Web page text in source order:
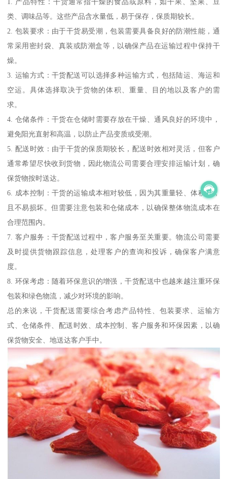
1. 产品特性：干货通常指干燥的食品或原料，如干果、坚果、豆
类、调味品等。这些产品含水量低，易于保存，保质期较长。
2. 包装要求：由于干货易受潮，包装需要具备良好的防潮性能，通
常采用密封袋、真装或防潮盒等，以确保产品在运输过程中保持干
燥。
3. 运输方式：干货配送可以选择多种运输方式，包括陆运、海运和
空运。具体选择取决于货物的体积、重量、目的地以及客户的需
求。
4. 仓储条件：干货在仓储时需要存放在干燥、通风良好的环境中，
避免阳光直射和高温，以防止产品变质或受潮。
5. 配送时效：由于干货的保质期较长，配送时效相对灵活，但客户
通常希望尽快收到货物，因此物流公司需要合理安排运输计划，确
保货物按时送达。
6. 成本控制：干货的运输成本相对较低，因为其重量轻、体积小，
且不易损坏。但需要注意包装和仓储成本，以确保整体物流成本在
合理范围内。
7. 客户服务：干货配送过程中，客户服务至关重要。物流公司需要
及时提供货物跟踪信息，处理客户的查询和投诉，确保客户满意
度。
8. 环保考虑：随着环保意识的增强，干货配送中也越来越注重环保
包装和绿色物流，减少对环境的影响。
总的来说，干货配送需要综合考虑产品特性、包装要求、运输方
式、仓储条件、配送时效、成本控制、客户服务和环保因素，以确
保货物安全、地送达客户手中。